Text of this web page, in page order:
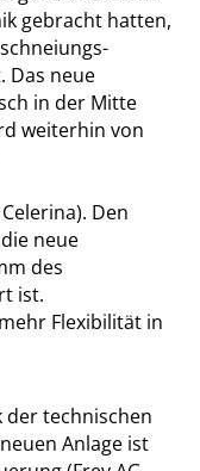
gebracht hatten,
Das neue
in der Mitte
weiterhin von
Den
neue
des
ist.
Flexibilität in
der technischen
Anlage ist